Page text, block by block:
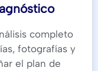
completo
fotografías y
el plan de